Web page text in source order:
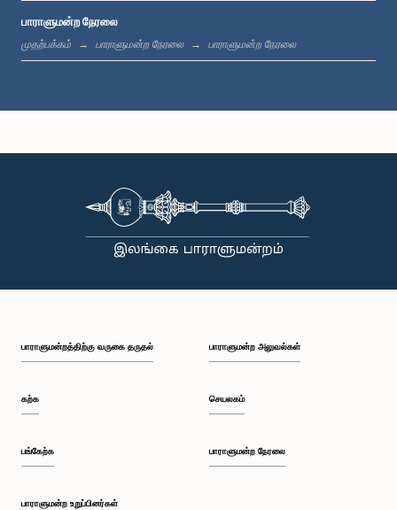
பி.ப. 1:33 - பி.ப. 1:39
பி.ப. 1:50 - பி.ப. 1:59
பி.ப. 1:59 - பி.ப. 2:10
பி.ப. 2:19 - பி.ப. 2:29
பாராளுமன்ற நேரலை
முதற்பக்கம் பாராளுமன்ற நேரலை பாராளுமன்ற நேரலை
பாராளுமன்றத்திற்கு வருகை தருதல்
கற்க
பங்கேற்க
பாராளுமன்ற உறுப்பினர்கள்
பாராளுமன்ற அலுவல்கள்
செயலகம்
பாராளுமன்ற நேரலை